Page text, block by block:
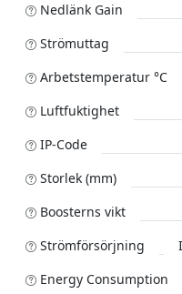
Nedlänk Gain
Strömuttag
Arbetstemperatur °C
Luftfuktighet
IP-Code
Storlek (mm)
Boosterns vikt
Strömförsörjning
Energy Consumption